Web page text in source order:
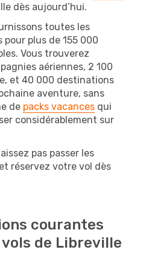
dès aujourd’hui.
toutes les
plus de 155 000
Vous trouverez
aériennes, 2 100
et 40 000 destinations
aventure, sans
de packs vacances qui
considérablement sur
pas passer les
réservez votre vol dès
courantes
de Libreville